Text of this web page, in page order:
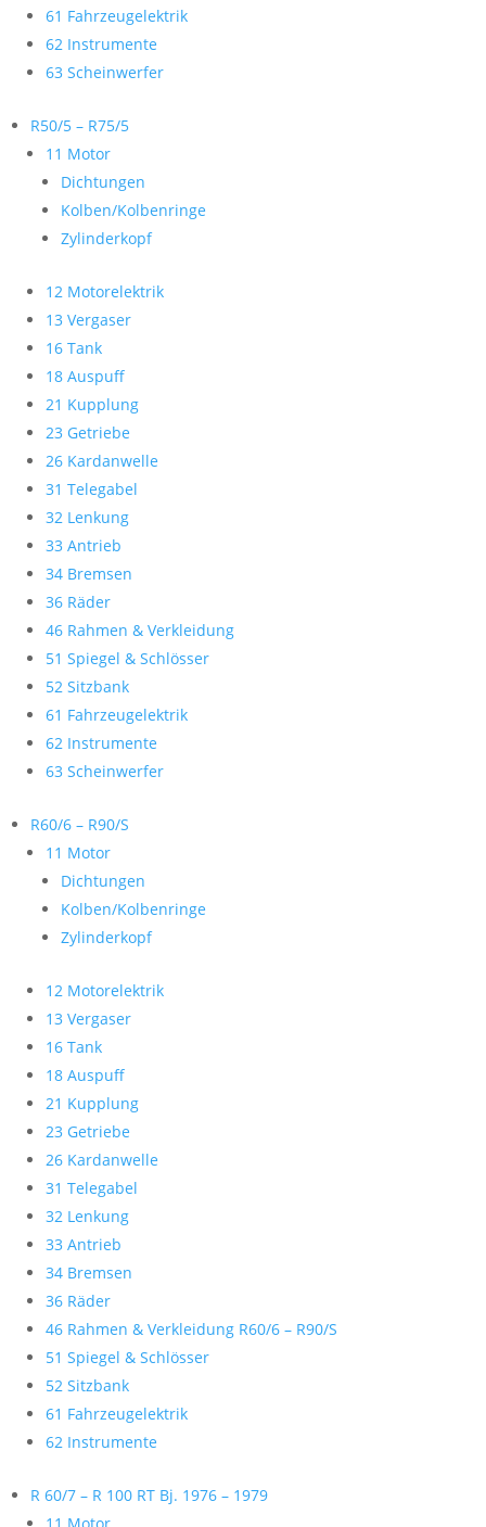
61 Fahrzeugelektrik
62 Instrumente
63 Scheinwerfer
R50/5 – R75/5
11 Motor
Dichtungen
Kolben/Kolbenringe
Zylinderkopf
12 Motorelektrik
13 Vergaser
16 Tank
18 Auspuff
21 Kupplung
23 Getriebe
26 Kardanwelle
31 Telegabel
32 Lenkung
33 Antrieb
34 Bremsen
36 Räder
46 Rahmen & Verkleidung
51 Spiegel & Schlösser
52 Sitzbank
61 Fahrzeugelektrik
62 Instrumente
63 Scheinwerfer
R60/6 – R90/S
11 Motor
Dichtungen
Kolben/Kolbenringe
Zylinderkopf
12 Motorelektrik
13 Vergaser
16 Tank
18 Auspuff
21 Kupplung
23 Getriebe
26 Kardanwelle
31 Telegabel
32 Lenkung
33 Antrieb
34 Bremsen
36 Räder
46 Rahmen & Verkleidung R60/6 – R90/S
51 Spiegel & Schlösser
52 Sitzbank
61 Fahrzeugelektrik
62 Instrumente
R 60/7 – R 100 RT Bj. 1976 – 1979